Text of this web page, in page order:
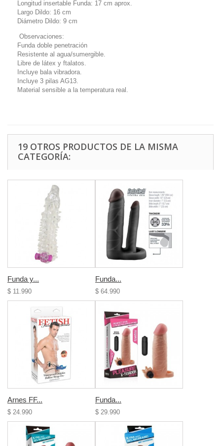
Longitud insertable Funda: 17 cm aprox.
Largo Dildo: 16 cm
Diámetro Dildo: 9 cm
Observaciones:
Funda doble penetración
Resistente al agua/sumergible.
Libre de látex y ftalatos.
Incluye bala vibradora.
Incluye 3 pilas AG13.
Material sensible a la temperatura real.
19 OTROS PRODUCTOS DE LA MISMA
CATEGORÍA:
Funda y...
$ 11.990
Funda...
$ 64.990
Arnes FF...
$ 24.990
Funda...
$ 29.990